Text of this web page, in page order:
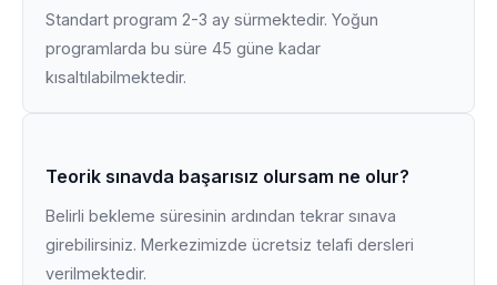
Standart program 2-3 ay sürmektedir. Yoğun
programlarda bu süre 45 güne kadar
kısaltılabilmektedir.
Teorik sınavda başarısız olursam ne olur?
Belirli bekleme süresinin ardından tekrar sınava
girebilirsiniz. Merkezimizde ücretsiz telafi dersleri
verilmektedir.